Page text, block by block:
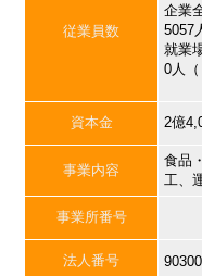
従業員数
企業
5057
就業
0人
資本金 2億
事業内容
食品
工、
事業所番号
法人番号